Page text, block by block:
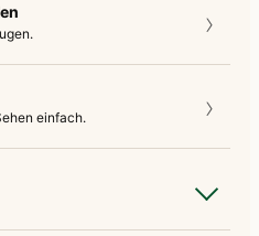
einfach.